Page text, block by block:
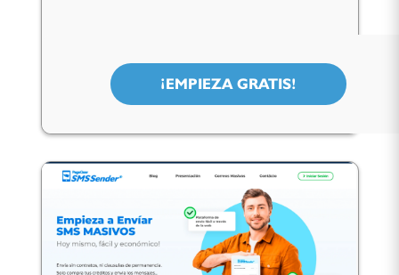
¡EMPIEZA GRATIS!